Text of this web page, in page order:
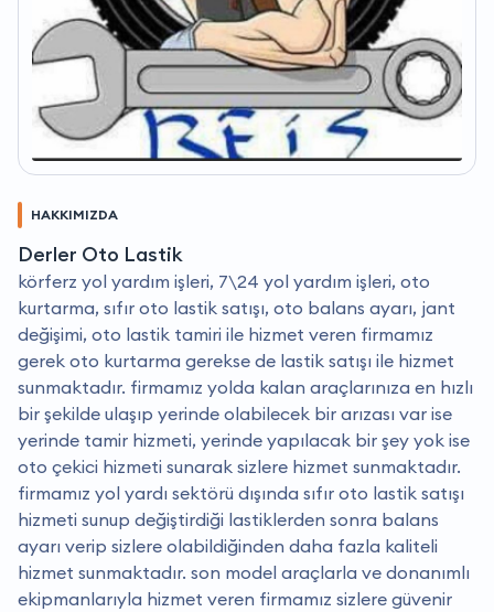
HAKKIMIZDA
Derler Oto Lastik
körferz yol yardım işleri, 7\24 yol yardım işleri, oto
kurtarma, sıfır oto lastik satışı, oto balans ayarı, jant
değişimi, oto lastik tamiri ile hizmet veren firmamız
gerek oto kurtarma gerekse de lastik satışı ile hizmet
sunmaktadır. firmamız yolda kalan araçlarınıza en hızlı
bir şekilde ulaşıp yerinde olabilecek bir arızası var ise
yerinde tamir hizmeti, yerinde yapılacak bir şey yok ise
oto çekici hizmeti sunarak sizlere hizmet sunmaktadır.
firmamız yol yardı sektörü dışında sıfır oto lastik satışı
hizmeti sunup değiştirdiği lastiklerden sonra balans
ayarı verip sizlere olabildiğinden daha fazla kaliteli
hizmet sunmaktadır. son model araçlarla ve donanımlı
ekipmanlarıyla hizmet veren firmamız sizlere güvenir